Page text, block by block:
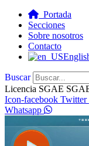
Portada
Secciones
Sobre nosotros
Contacto
Buscar
Licencia SGAE
Icon-facebook Twitter
Whatsapp